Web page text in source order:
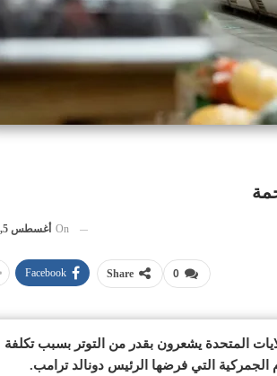
On أغسطس 5, 2025
0
Share
Facebook
المتحدة يشعرون بقدر من التوتر بسبب تكلفة
الجمركية التي فرضها الرئيس دونالد ترامب.